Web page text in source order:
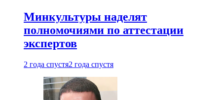
Минкультуры наделят
полномочиями по аттестации
экспертов
2 года спустя2 года спустя